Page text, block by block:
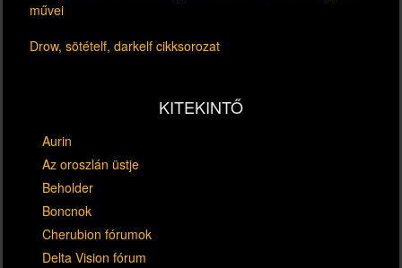
művei
Drow, sötételf, darkelf cikksorozat
KITEKINTŐ
Aurin
Az oroszlán üstje
Beholder
Boncnok
Cherubion fórumok
Delta Vision fórum